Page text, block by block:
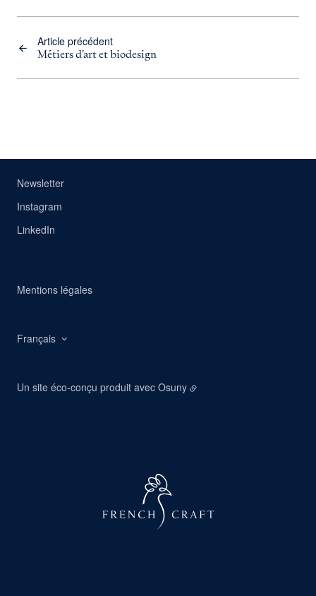
Article précédent
Métiers d'art et biodesign
Newsletter
Instagram
LinkedIn
Mentions légales
Français
Un site éco-conçu produit avec Osuny